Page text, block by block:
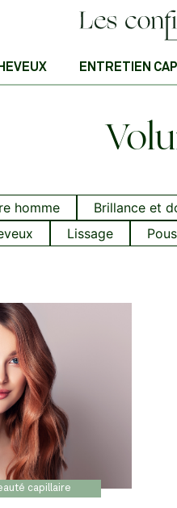
ENTRETIEN
homme Brillance et
Lissage
capillaire